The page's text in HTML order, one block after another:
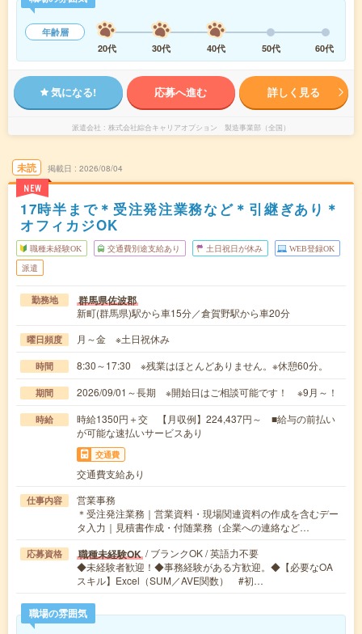
年齢層
20代
30代 40代 50代 60代
気になる! 応募へ進む 詳しく見る
派遣会社 株式会社綜合キャリアオプション 製造事業部（全国）
未読
NEW
掲載日 2026/08/04
17時半まで＊受注発注業務など＊引継ぎあり＊
オフィカジOK
職種未経験OK 交通費別途支給あり 土日祝日が休み WEB登録OK
派遣
勤務地 群馬県佐波郡
新町(群馬県)駅から車15分／倉賀野駅から車20分
曜日頻度 月～金 ※土日祝休み
時間 8:30～17:30 ※残業はほとんどありません。※休憩60分。
期間 2026/09/01～長期 ※開始日はご相談可能です！ ※9月～！
時給
時給1350円＋交 【月収例】224,437円～ ■給与の前払い
が可能な速払いサービスあり
交通費
交通費支給あり
仕事内容
営業事務
＊受注発注業務｜営業資料・現場関連資料の作成を含むデー
タ入力｜見積書作成・付随業務（企業への連絡など…
応募資格 職種未経験OK / ブランクOK / 英語力不要
◆未経験者歓迎！◆事務経験がある方歓迎。◆【必要なOA
スキル】Excel（SUM／AVE関数） #初…
職場の雰囲気